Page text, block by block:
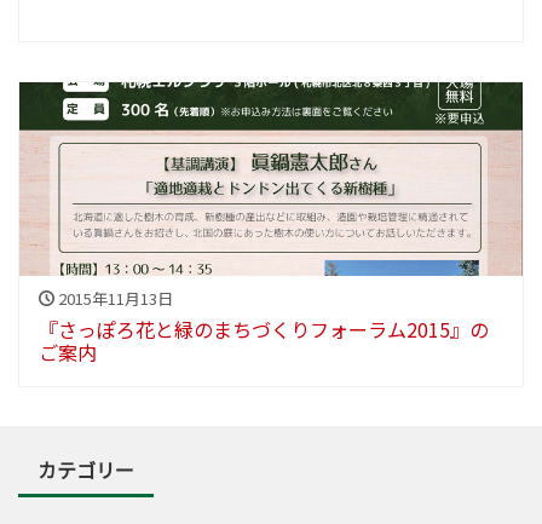
2015年11月13日
『さっぽろ花と緑のまちづくりフォーラム2015』の
ご案内
カテゴリー